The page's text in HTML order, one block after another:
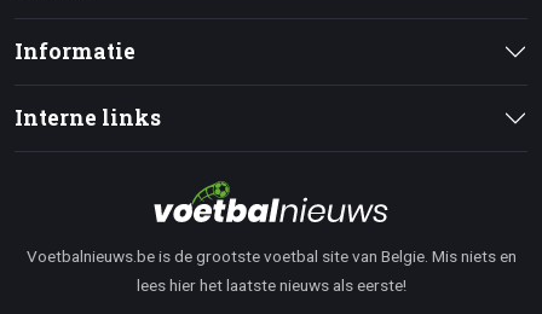
Informatie
Interne links
Voetbalnieuws.be is de grootste voetbal site van Belgie. Mis niets en
lees hier het laatste nieuws als eerste!